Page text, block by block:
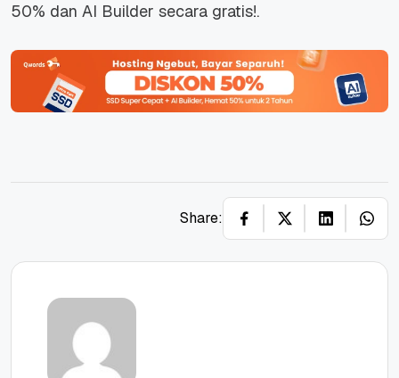
50% dan AI Builder secara gratis!.
Share: